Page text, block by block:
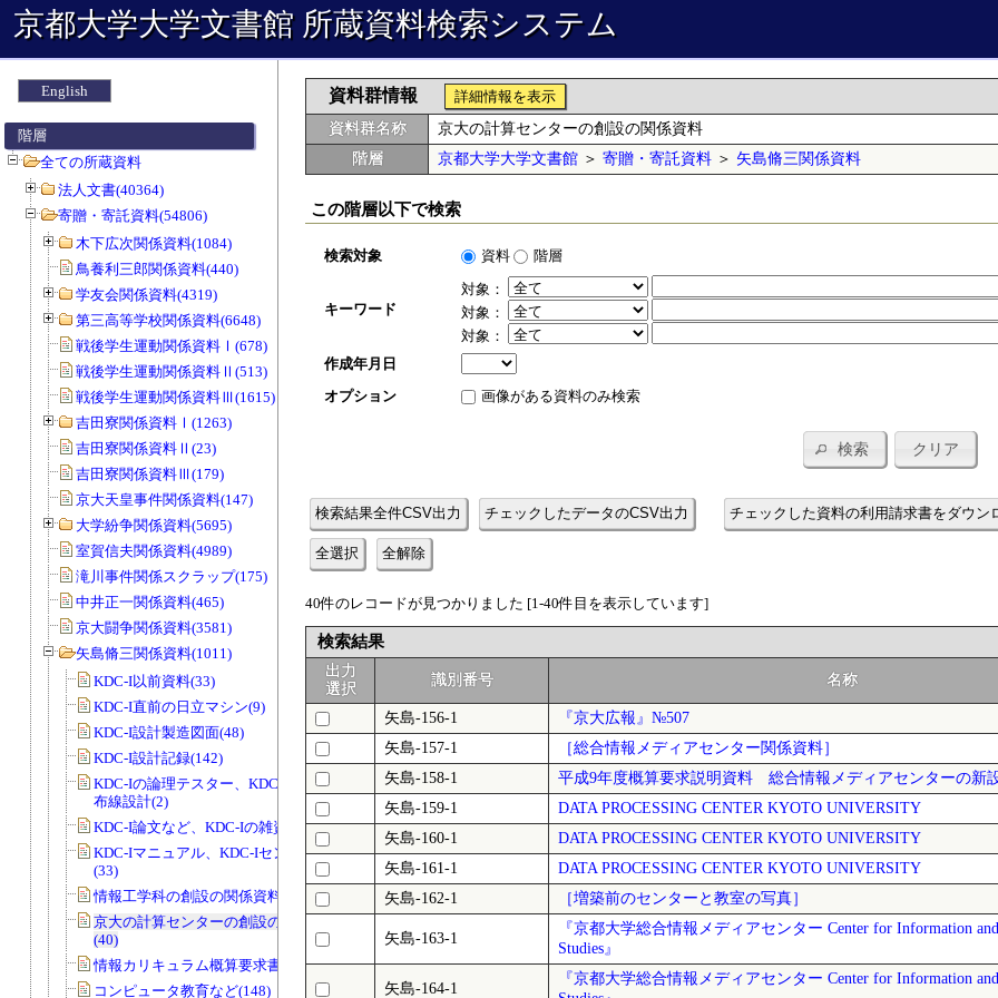
京都大学大学文書館 所蔵資料検索システム
English
階層
全ての所蔵資料
法人文書(40364)
寄贈・寄託資料(54806)
木下広次関係資料(1084)
鳥養利三郎関係資料(440)
学友会関係資料(4319)
第三高等学校関係資料(6648)
戦後学生運動関係資料Ⅰ(678)
戦後学生運動関係資料Ⅱ(513)
戦後学生運動関係資料Ⅲ(1615)
吉田寮関係資料Ⅰ(1263)
吉田寮関係資料Ⅱ(23)
吉田寮関係資料Ⅲ(179)
京大天皇事件関係資料(147)
大学紛争関係資料(5695)
室賀信夫関係資料(4989)
滝川事件関係スクラップ(175)
中井正一関係資料(465)
京大闘争関係資料(3581)
矢島脩三関係資料(1011)
KDC-I以前資料(33)
KDC-I直前の日立マシン(9)
KDC-I設計製造図面(48)
KDC-I設計記録(142)
KDC-Iの論理テスター、KDC-IのCADの
布線設計(2)
KDC-I論文など、KDC-Iの雑資料(23)
KDC-Iマニュアル、KDC-Iセンター資料
(33)
情報工学科の創設の関係資料(2)
京大の計算センターの創設の関係資料
(40)
情報カリキュラム概算要求書類(47)
コンピュータ教育など(148)
資料群情報
詳細情報を表示
資料群名称
京大の計算センターの創設の関係資料
階層
京都大学大学文書館 ＞ 寄贈・寄託資料 ＞ 矢島脩三関係資料
この階層以下で検索
検索対象 資料 階層
キーワード
対象：
対象：
対象：
作成年月日
オプション
画像がある資料のみ検索
検索 クリア
検索結果全件CSV出力 チェックしたデータのCSV出力 チェックした資料の利用請求書をダウン
全選択 全解除
40件のレコードが見つかりました [1-40件目を表示しています]
検索結果
出力
選択
識別番号 名称
矢島-156-1
『京大広報』№507
矢島-157-1
［総合情報メディアセンター関係資料］
矢島-158-1
平成9年度概算要求説明資料 総合情報メディアセンターの
矢島-159-1
DATA PROCESSING CENTER KYOTO UNIVERSITY
矢島-160-1
DATA PROCESSING CENTER KYOTO UNIVERSITY
矢島-161-1
DATA PROCESSING CENTER KYOTO UNIVERSITY
矢島-162-1
［増築前のセンターと教室の写真］
矢島-163-1
『京都大学総合情報メディアセンター Center for Information
Studies』
矢島-164-1
『京都大学総合情報メディアセンター Center for Information